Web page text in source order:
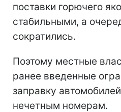
поставки горючего
стабильными, а
сократились.
Поэтому местные
ранее введенные
заправку
нечетным номерам.